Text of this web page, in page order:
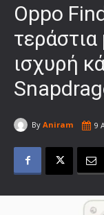
Oppo
ισχυρή
By Aniram 9